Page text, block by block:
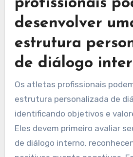
mentalidade mais saudável.
Como os atletas
profissionais
desenvolver
estrutura
de diálogo